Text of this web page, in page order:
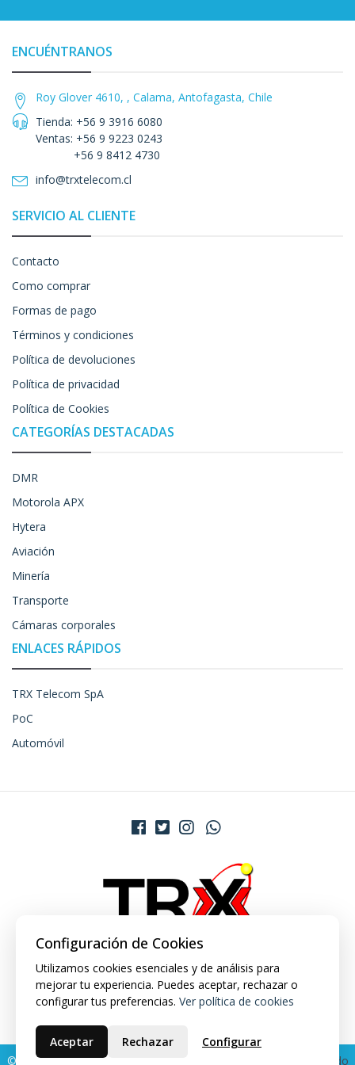
ENCUÉNTRANOS
Roy Glover 4610, , Calama, Antofagasta, Chile
Tienda: +56 9 3916 6080
Ventas: +56 9 9223 0243
+56 9 8412 4730
info@trxtelecom.cl
SERVICIO AL CLIENTE
Contacto
Como comprar
Formas de pago
Términos y condiciones
Política de devoluciones
Política de privacidad
Política de Cookies
CATEGORÍAS DESTACADAS
DMR
Motorola APX
Hytera
Aviación
Minería
Transporte
Cámaras corporales
ENLACES RÁPIDOS
TRX Telecom SpA
PoC
Automóvil
© 2026 TRX Market. Todos los derechos reservados. Desarrollado
Configuración de Cookies
Utilizamos cookies esenciales y de análisis para
mejorar tu experiencia. Puedes aceptar, rechazar o
configurar tus preferencias. Ver política de cookies
Aceptar Rechazar Configurar